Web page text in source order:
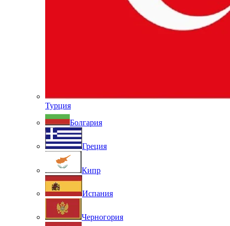
Турция
Болгария
Греция
Кипр
Испания
Черногория